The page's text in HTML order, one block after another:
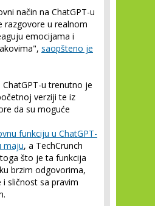
način na ChatGPT-u
razgovore u realnom
emocijama i
saopšteno je
u trenutno je
verziji te iz
da su moguće
funkciju u ChatGPT-
maju, a TechCrunch
što je ta funkcija
brzim odgovorima,
sličnost sa pravim